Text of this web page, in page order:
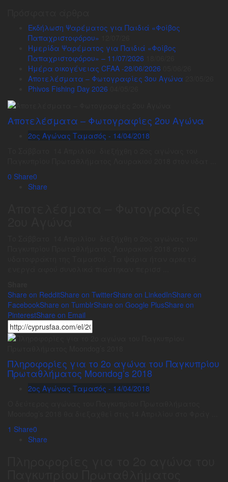
Εκδήλωση Ψαρέματος για Παιδιά «Φοίβος
Παπαχριστοφόρου»
Ημερίδα Ψαρέματος για Παιδιά «Φοίβος
Παπαχριστοφόρου» – 11/07/2026
Ημέρα οικογένειας CFAA -28/06/2026
Αποτελέσματα – Φωτογραφίες 3ου Αγώνα
Phivos Fishing Day 2026
Αποτελέσματα – Φωτογραφίες 2ου Αγώνα
2ος Αγώνας Ταμασός - 14/04/2018
0 Share0
Share
Share on RedditShare on TwitterShare on LinkedInShare on
FacebookShare on TumblrShare on Google PlusShare on
PinterestShare on Email
Πληροφορίες για το 2ο αγώνα του Παγκυπρίου
Πρωταθλήματος Moondog’s 2018
2ος Αγώνας Ταμασός - 14/04/2018
1 Share0
Share